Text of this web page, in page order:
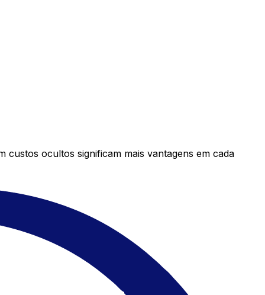
ocultos significam mais vantagens em cada